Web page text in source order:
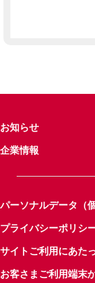
お知らせ
企業情報
パーソナルデータ（
プライバシーポリシ
サイトご利用にあた
お客さまご利用端末